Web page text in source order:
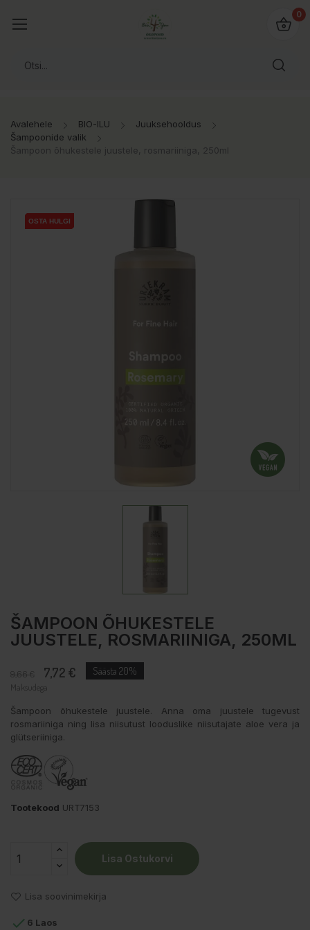
0
Avalehele BIO-ILU
Juuksehooldus
Šampoonide valik
Šampoon õhukestele juustele, rosmariiniga, 250ml
OSTA HULGI
OSTA HULGI
OSTA HULGI
ŠAMPOON ÕHUKESTELE
JUUSTELE, ROSMARIINIGA, 250ML
9,66 € 7,72 € Säästa 20%
Maksudega
Šampoon õhukestele juustele. Anna oma juustele tugevust
rosmariiniga ning lisa niisutust looduslike niisutajate aloe vera ja
glütseriiniga.
Tootekood URT7153
Lisa Ostukorvi
Lisa soovinimekirja
 6 Laos